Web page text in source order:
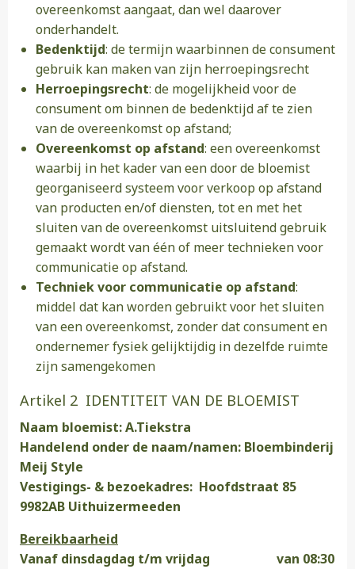
overeenkomst aangaat, dan wel daarover
onderhandelt.
Bedenktijd: de termijn waarbinnen de consument
gebruik kan maken van zijn herroepingsrecht
Herroepingsrecht: de mogelijkheid voor de
consument om binnen de bedenktijd af te zien
van de overeenkomst op afstand;
Overeenkomst op afstand: een overeenkomst
waarbij in het kader van een door de bloemist
georganiseerd systeem voor verkoop op afstand
van producten en/of diensten, tot en met het
sluiten van de overeenkomst uitsluitend gebruik
gemaakt wordt van één of meer technieken voor
communicatie op afstand.
Techniek voor communicatie op afstand:
middel dat kan worden gebruikt voor het sluiten
van een overeenkomst, zonder dat consument en
ondernemer fysiek gelijktijdig in dezelfde ruimte
zijn samengekomen
Artikel 2 IDENTITEIT VAN DE BLOEMIST
Naam bloemist: A.Tiekstra
Handelend onder de naam/namen: Bloembinderij
Meij Style
Vestigings- & bezoekadres: Hoofdstraat 85
9982AB Uithuizermeeden
Bereikbaarheid
Vanaf dinsdagdag t/m vrijdag van 08:30